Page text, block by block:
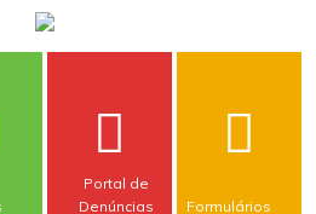
Portal de
Denúncias
Formulários